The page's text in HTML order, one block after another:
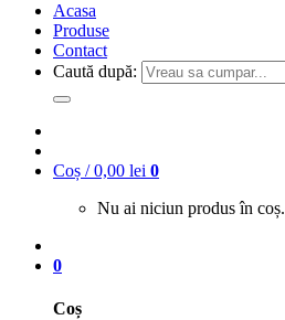
Acasa
Produse
Contact
Caută după:
Coș /0,00 lei 0
Nu ai niciun produs în coș.
0
Coș